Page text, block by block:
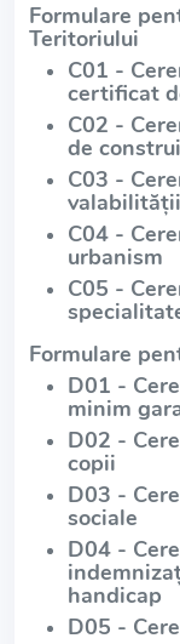
Formulare
Teritoriului
C01 -
certificat
C02 -
de
C03 -
C04 -
urbanism
C05 -
Formulare
D01 -
minim
D02 -
copii
D03 -
sociale
D04 -
handicap
D05 -